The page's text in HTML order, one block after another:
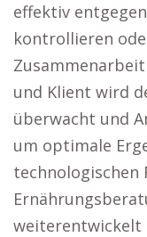
effektiv
kontrollieren
und Klient wird
überwacht und
um optimale
technologischen
weiterentwickelt